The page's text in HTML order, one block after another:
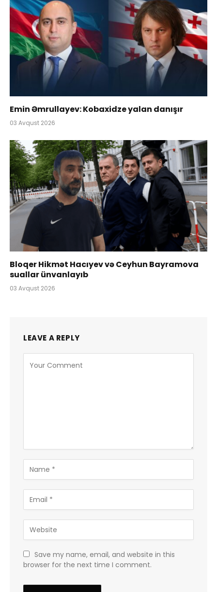
Emin Əmrullayev: Kobaxidze yalan danışır
03 Avqust 2026
Bloqer Hikmət Hacıyev və Ceyhun Bayramova
suallar ünvanlayıb
03 Avqust 2026
LEAVE A REPLY
Save my name, email, and website in this
browser for the next time I comment.